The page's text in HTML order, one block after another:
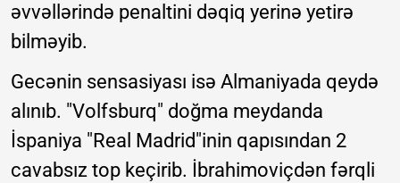
əvvəllərində penaltini dəqiq yerinə yetirə
bilməyib.
Gecənin sensasiyası isə Almaniyada qeydə
alınıb. "Volfsburq" doğma meydanda
İspaniya "Real Madrid"inin qapısından 2
cavabsız top keçirib. İbrahimoviçdən fərqli